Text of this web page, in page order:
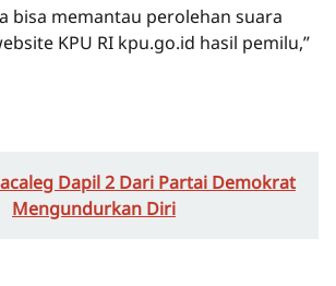
bisa memantau perolehan suara
KPU RI kpu.go.id hasil pemilu,”
Dapil 2 Dari Partai Demokrat
Mengundurkan Diri